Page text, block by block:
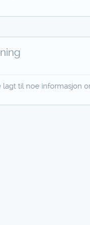
lagt til noe informasjon